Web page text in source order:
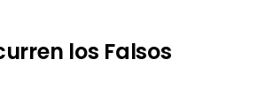
los Falsos